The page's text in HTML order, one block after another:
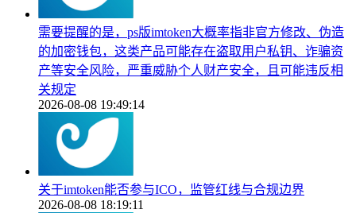
需要提醒的是，ps版imtoken大概率指非官方修改、伪造
的加密钱包，这类产品可能存在盗取用户私钥、诈骗资
产等安全风险，严重威胁个人财产安全，且可能违反相
关规定
2026-08-08 19:49:14
关于imtoken能否参与ICO，监管红线与合规边界
2026-08-08 18:19:11